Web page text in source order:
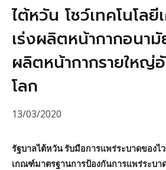
ไต้หวัน โชว์เทคโนโล
เร่งผลิตหน้ากากอนา
ผลิตหน้ากากรายให
โลก
13/03/2020
รัฐบาลไต้หวัน รับมือการแพร่ระบาดของไ
เกณฑ์มาตรฐานการป้องกันการแพร่ระบา